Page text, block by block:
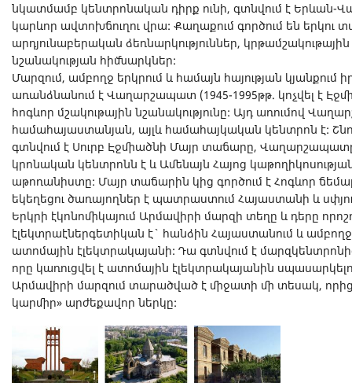
նկատմամբ կենտրոնական դիրք ունի, գտնվում է Երևան-
կարևոր ավտոխճուղու վրա: Քաղաքում գործում են երկու
արդյունաբերական ձեռնարկություններ,
նշանակության հիմնարկներ:
Մարզում, ամբողջ երկրում և համայն հայության կյանքում
առանձնանում է Վաղարշապատ (1945-1995թթ. կոչվել է
հոգևոր մշակութային նշանակությունը: Այդ առումով
համահայաստանյան, այլև համահայկական կենտրոն է:
գտնվում է Սուրբ Էջմիածնի Մայր տաճարը,
կրոնական կենտրոնն է և Ամենայն Հայոց
աթոռանիստը: Մայր տաճարին կից գործում է Հոգևոր
եկեղեցու ծառայողներ է պատրաստում Հայաստանի և
Երկրի էկոնոմիկայում Արմավիրի մարզի տեղը և դերը
էլեկտրաէներգետիկան է` հանձին Հայաստանում և
ատոմային էլեկտրակայանի: Դա գտնվում է
որը կառուցվել է ատոմային էլեկտրակայանին
Արմավիրի մարզում տարածված է միջատի մի տեսակ, որից
կարմիր» արժեքավոր ներկը: